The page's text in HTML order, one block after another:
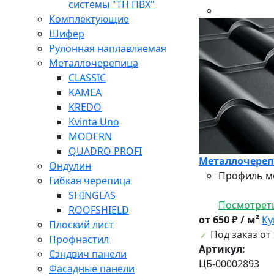
системы "ТН ПВХ"
Комплектующие
Шифер
Рулонная наплавляемая
Металлочерепица
CLASSIC
KAMEA
KREDO
Kvinta Uno
MODERN
QUADRO PROFI
Ондулин
Гибкая черепица
SHINGLAS
ROOFSHIELD
Плоский лист
Профнастил
Сэндвич панели
Фасадные панели
Профиль
от 650 ₽ / м²
Под заказ от
Артикул:
ЦБ-00002893